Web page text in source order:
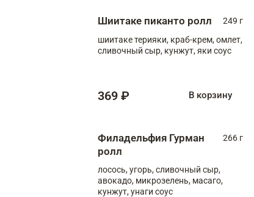
Шиитаке пиканто ролл
249 г
шиитаке терияки, краб-крем, омлет,
сливочный сыр, кунжут, яки соус
369 ₽ В корзину
Филадельфия Гурман
ролл
266 г
лосось, угорь, сливочный сыр,
авокадо, микрозелень, масаго,
кунжут, унаги соус